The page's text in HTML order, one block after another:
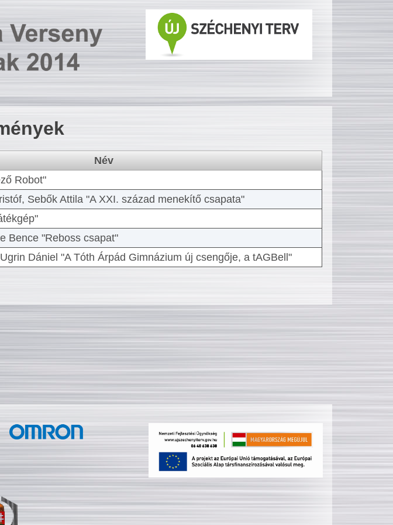
Név
Robot"
Sebők Attila "A XXI. század menekítő csapata"
Bence "Reboss csapat"
Dániel "A Tóth Árpád Gimnázium új csengője, a tAGBell"